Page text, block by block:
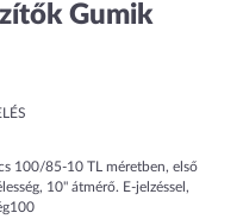
Gumik
100/85-10 TL méretben, első
10" átmérő. E-jelzéssel,